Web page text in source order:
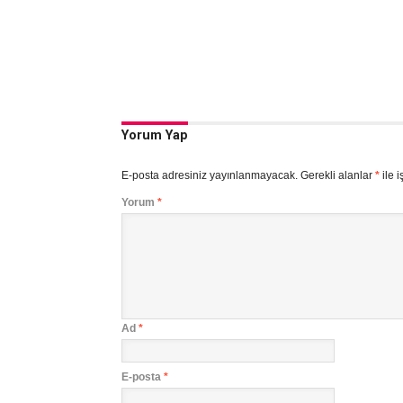
Yorum Yap
E-posta adresiniz yayınlanmayacak. Gerekli alanlar *ile
Yorum *
Ad *
E-posta *